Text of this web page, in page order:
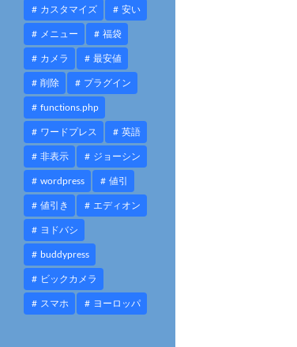
カスタマイズ 安い
メニュー 福袋
カメラ 最安値
削除 プラグイン
functions.php
ワードプレス 英語
非表示 ジョーシン
wordpress 値引
値引き エディオン
ヨドバシ
buddypress
ビックカメラ
スマホ ヨーロッパ